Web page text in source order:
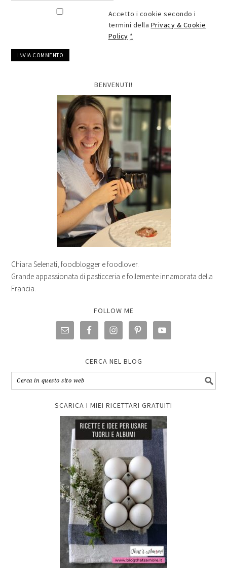
Accetto i cookie secondo i
termini della Privacy & Cookie
Policy *
BENVENUTI!
Chiara Selenati, foodblogger e foodlover.
Grande appassionata di pasticceria e follemente innamorata della
Francia.
FOLLOW ME
CERCA NEL BLOG
SCARICA I MIEI RICETTARI GRATUITI